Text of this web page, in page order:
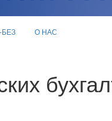
БЕЗ О НАС